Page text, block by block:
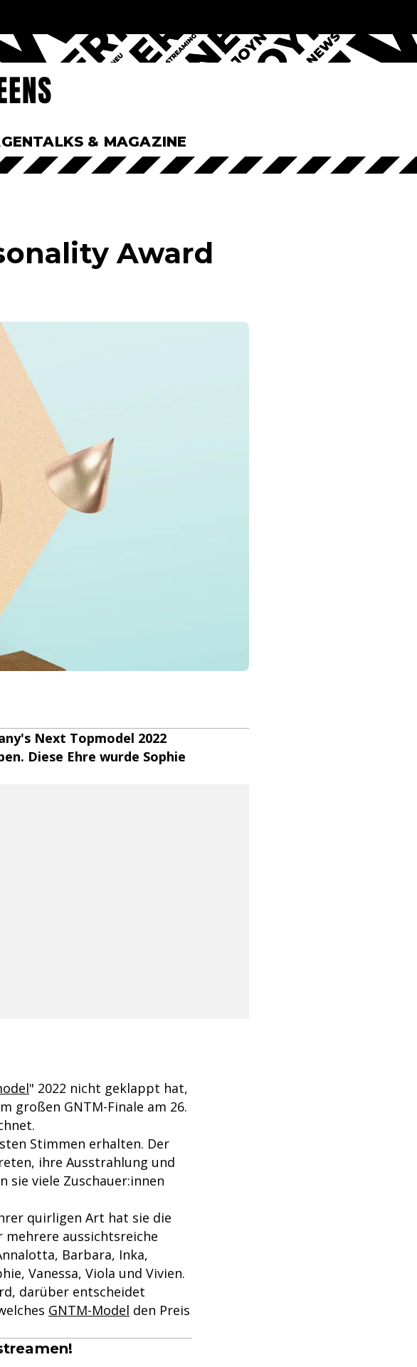
TALKS & MAGAZINE
Award
Next Topmodel 2022
Diese Ehre wurde Sophie
" 2022 nicht geklappt hat,
großen GNTM-Finale am 26.
Stimmen erhalten. Der
ihre Ausstrahlung und
viele Zuschauer:innen
quirligen Art hat sie die
mehrere aussichtsreiche
Barbara, Inka,
Vanessa, Viola und Vivien.
darüber entscheidet
GNTM-Model den Preis